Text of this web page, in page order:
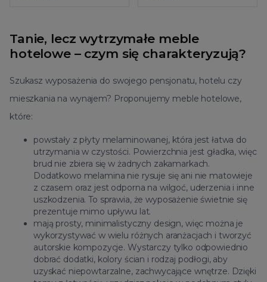
Tanie, lecz wytrzymałe meble
hotelowe – czym się charakteryzują?
Szukasz wyposażenia do swojego pensjonatu, hotelu czy
mieszkania na wynajem? Proponujemy meble hotelowe,
które:
powstały z płyty melaminowanej, która jest łatwa do
utrzymania w czystości. Powierzchnia jest gładka, więc
brud nie zbiera się w żadnych zakamarkach.
Dodatkowo melamina nie rysuje się ani nie matowieje
z czasem oraz jest odporna na wilgoć, uderzenia i inne
uszkodzenia. To sprawia, że wyposażenie świetnie się
prezentuje mimo upływu lat.
mają prosty, minimalistyczny design, więc można je
wykorzystywać w wielu różnych aranżacjach i tworzyć
autorskie kompozycje. Wystarczy tylko odpowiednio
dobrać dodatki, kolory ścian i rodzaj podłogi, aby
uzyskać niepowtarzalne, zachwycające wnętrze. Dzięki